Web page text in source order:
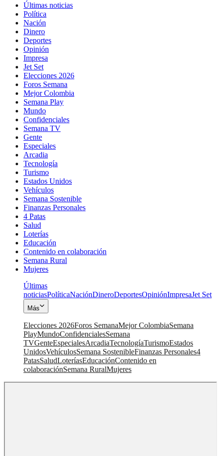
Últimas noticias
Política
Nación
Dinero
Deportes
Opinión
Impresa
Jet Set
Elecciones 2026
Foros Semana
Mejor Colombia
Semana Play
Mundo
Confidenciales
Semana TV
Gente
Especiales
Arcadia
Tecnología
Turismo
Estados Unidos
Vehículos
Semana Sostenible
Finanzas Personales
4 Patas
Salud
Loterías
Educación
Contenido en colaboración
Semana Rural
Mujeres
Últimas
noticiasPolíticaNaciónDineroDeportesOpiniónImpresaJet Set
Más
Elecciones 2026Foros SemanaMejor ColombiaSemana
PlayMundoConfidencialesSemana
TVGenteEspecialesArcadiaTecnologíaTurismoEstados
UnidosVehículosSemana SostenibleFinanzas Personales4
PatasSaludLoteríasEducaciónContenido en
colaboraciónSemana RuralMujeres